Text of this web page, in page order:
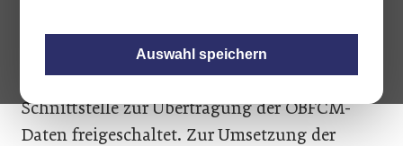
Auswahl speichern
vorbereiten?
Am 19. Mai 2023 wird von der ZBD die
Schnittstelle zur Übertragung der OBFCM-
Daten freigeschaltet. Zur Umsetzung der